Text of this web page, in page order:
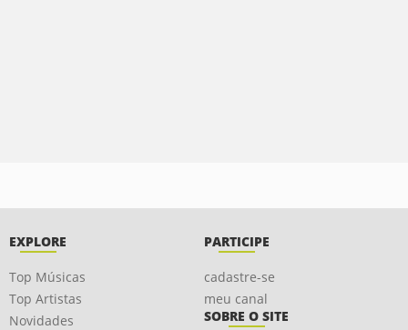
EXPLORE
Top Músicas
Top Artistas
Novidades
PARTICIPE
cadastre-se
meu canal
SOBRE O SITE